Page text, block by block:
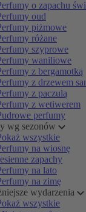
o zapachu
oud
piżmowe
różane
szyprowe
waniliowe
z bergamotką
z drzewem
z paczulą
z wetiwerem
perfumy
wg sezonów
wszystkie
na wiosnę
zapachy
na lato
na zimę
wydarzenia
wszystkie